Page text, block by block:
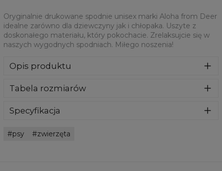
Oryginalnie drukowane spodnie unisex marki Aloha from Deer
idealne zarówno dla dziewczyny jak i chłopaka. Uszyte z
doskonałego materiału, który pokochacie. Zrelaksujcie się w
naszych wygodnych spodniach. Miłego noszenia!
Opis produktu
tyłu stworzone z połączenia bawełny i poliestru. Posiadają
wygodne i przyjemne w noszeniu.
Tabela rozmiarów
Specyfikacja
Przeznaczenie:
psy zwierzęta